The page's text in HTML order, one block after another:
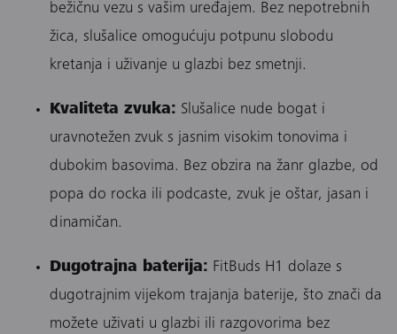
bežičnu vezu s vašim uređajem. Bez nepotrebnih
žica, slušalice omogućuju potpunu slobodu
kretanja i uživanje u glazbi bez smetnji.
Kvaliteta zvuka: Slušalice nude bogat i
uravnotežen zvuk s jasnim visokim tonovima i
dubokim basovima. Bez obzira na žanr glazbe, od
popa do rocka ili podcaste, zvuk je oštar, jasan i
dinamičan.
Dugotrajna baterija: FitBuds H1 dolaze s
dugotrajnim vijekom trajanja baterije, što znači da
možete uživati u glazbi ili razgovorima bez